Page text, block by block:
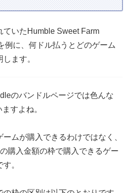
ていたHumble Sweet Farm
例に、何ドル払うとどのゲーム
ます。
のバンドルページでは色んな
すよね。
ムが購入できるわけではなく、
購入金額の枠で購入できるゲー
。